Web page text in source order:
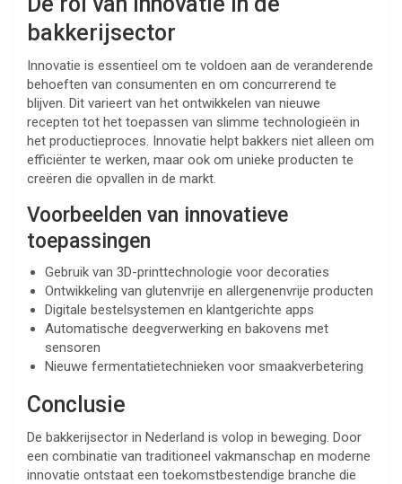
bakkerijsector
Innovatie is essentieel om te voldoen aan de veranderende
behoeften van consumenten en om concurrerend te
blijven. Dit varieert van het ontwikkelen van nieuwe
recepten tot het toepassen van slimme technologieën in
het productieproces. Innovatie helpt bakkers niet alleen om
efficiënter te werken, maar ook om unieke producten te
creëren die opvallen in de markt.
Voorbeelden van innovatieve
toepassingen
Gebruik van 3D-printtechnologie voor decoraties
Ontwikkeling van glutenvrije en allergenenvrije producten
Digitale bestelsystemen en klantgerichte apps
Automatische deegverwerking en bakovens met
sensoren
Nieuwe fermentatietechnieken voor smaakverbetering
Conclusie
De bakkerijsector in Nederland is volop in beweging. Door
een combinatie van traditioneel vakmanschap en moderne
innovatie ontstaat een toekomstbestendige branche die